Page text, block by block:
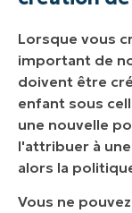
Lorsque vous
important de
doivent être
enfant sous
une nouvelle
l'attribuer à
alors la
Vous ne